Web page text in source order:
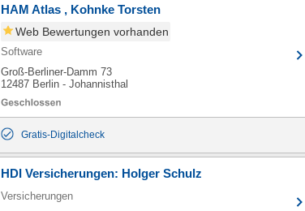
HAM Atlas , Kohnke Torsten
Web Bewertungen vorhanden
Software
Groß-Berliner-Damm 73
12487 Berlin - Johannisthal
Gratis-Digitalcheck
HDI Versicherungen: Holger Schulz
Versicherungen